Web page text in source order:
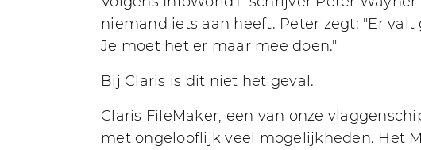
niemand iets aan heeft. Peter zegt: "Er
Je moet het er maar mee doen."
Bij Claris is dit niet het geval.
Claris FileMaker, een van onze
met ongelooflijk veel mogelijkheden. Het